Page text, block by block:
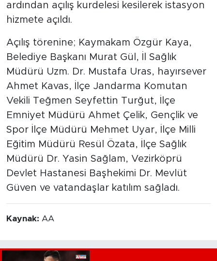
ardından açılış kurdelesi kesilerek istasyon
hizmete açıldı.
Açılış törenine; Kaymakam Özgür Kaya,
Belediye Başkanı Murat Gül, İl Sağlık
Müdürü Uzm. Dr. Mustafa Uras, hayırsever
Ahmet Kavas, İlçe Jandarma Komutan
Vekili Teğmen Seyfettin Turğut, İlçe
Emniyet Müdürü Ahmet Çelik, Gençlik ve
Spor İlçe Müdürü Mehmet Uyar, İlçe Milli
Eğitim Müdürü Resül Özata, İlçe Sağlık
Müdürü Dr. Yasin Sağlam, Vezirköprü
Devlet Hastanesi Başhekimi Dr. Mevlüt
Güven ve vatandaşlar katılım sağladı.
Kaynak: AA